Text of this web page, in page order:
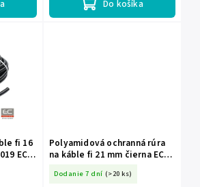
Do košíka
fi 16
EC-
Polyamidová ochranná rúra
na káble fi 21 mm čierna EC-
Dodanie 7 dní (>20 ks)